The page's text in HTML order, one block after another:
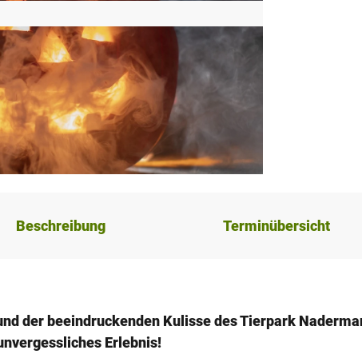
Beschreibung Terminübersicht
der beeindruckenden Kulisse des Tierpark
Erlebnis!